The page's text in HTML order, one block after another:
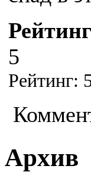
5
Рейтинг:
Архив